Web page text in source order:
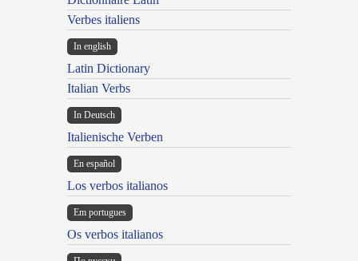
Verbes italiens
In english
Latin Dictionary
Italian Verbs
In Deutsch
Italienische Verben
En español
Los verbos italianos
Em portugues
Os verbos italianos